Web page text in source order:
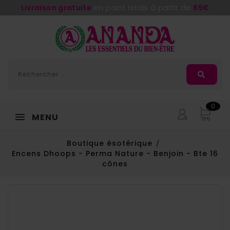
Livraison gratuite 69€
MENU
0
Boutique ésotérique
Encens Dhoops - Perma Nature - Benjoin - Bte 16
cônes